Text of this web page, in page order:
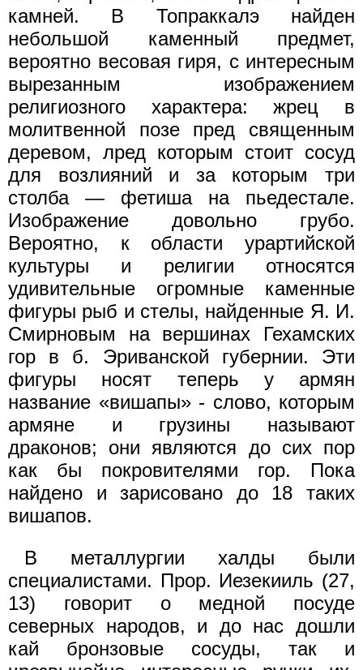
камней. В Топраккалэ найден
небольшой каменный предмет,
вероятно весовая гиря, с интересным
вырезанным изображением
религиозного характера: жрец в
молитвенной позе пред священным
деревом, лред которым стоит сосуд
для возлияний и за которым три
столба — фетиша на пьедестале.
Изображение довольно грубо.
Вероятно, к области урартийской
культуры и религии относятся
удивительные огромные каменные
фигуры рыб и стелы, найденные Я. И.
Смирновым на вершинах Гехамских
гор в б. Эриванской губернии. Эти
фигуры носят теперь у армян
название «вишапы» - слово, которым
армяне и грузины называют
драконов; они являются до сих пор
как бы покровителями гор. Пока
найдено и зарисовано до 18 таких
вишапов.
В металлургии халды были
специалистами. Прор. Иезекииль (27,
13) говорит о медной посуде
северных народов, и до нас дошли
кай бронзовые сосуды, так и